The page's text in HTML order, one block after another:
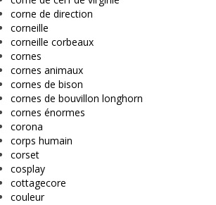
corne de direction
corneille
corneille corbeaux
cornes
cornes animaux
cornes de bison
cornes de bouvillon longhorn
cornes énormes
corona
corps humain
corset
cosplay
cottagecore
couleur